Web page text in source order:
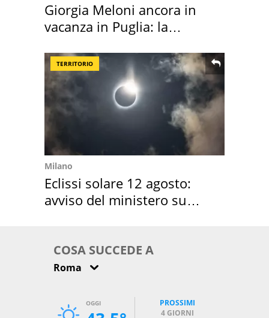
Giorgia Meloni ancora in
vacanza in Puglia: la
TERRITORIO
Milano
Eclissi solare 12 agosto:
avviso del ministero su